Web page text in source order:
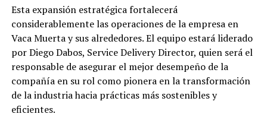
Esta expansión estratégica fortalecerá
considerablemente las operaciones de la empresa en
Vaca Muerta y sus alrededores. El equipo estará liderado
por Diego Dabos, Service Delivery Director, quien será el
responsable de asegurar el mejor desempeño de la
compañía en su rol como pionera en la transformación
de la industria hacia prácticas más sostenibles y
eficientes.